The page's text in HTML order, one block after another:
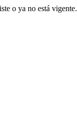
o ya no está vigente.